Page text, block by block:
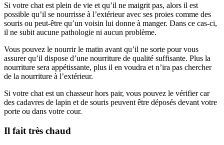
Si votre chat est plein de vie et qu’il ne maigrit pas, alors il est
possible qu’il se nourrisse à l’extérieur avec ses proies comme des
souris ou peut-être qu’un voisin lui donne à manger. Dans ce cas-ci,
il ne subit aucune pathologie ni aucun problème.
Vous pouvez le nourrir le matin avant qu’il ne sorte pour vous
assurer qu’il dispose d’une nourriture de qualité suffisante. Plus la
nourriture sera appétissante, plus il en voudra et n’ira pas chercher
de la nourriture à l’extérieur.
Si votre chat est un chasseur hors pair, vous pouvez le vérifier car
des cadavres de lapin et de souris peuvent être déposés devant votre
porte ou dans votre cour.
Il fait très chaud